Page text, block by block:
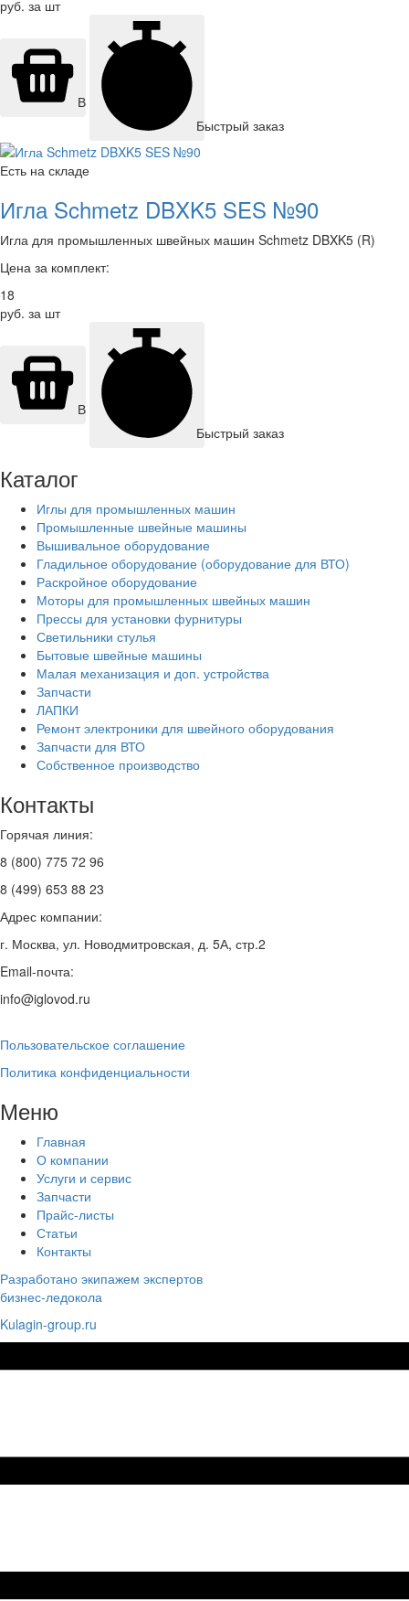
руб. за шт
В корзину
Быстрый заказ
Есть на складе
Игла Schmetz DBXK5 SES №90
Игла для промышленных швейных машин Schmetz DBXK5 (R)
Цена за комплект:
18
руб. за шт
В корзину
Быстрый заказ
Каталог
Иглы для промышленных машин
Промышленные швейные машины
Вышивальное оборудование
Гладильное оборудование (оборудование для ВТО)
Раскройное оборудование
Моторы для промышленных швейных машин
Прессы для установки фурнитуры
Светильники стулья
Бытовые швейные машины
Малая механизация и доп. устройства
Запчасти
ЛАПКИ
Ремонт электроники для швейного оборудования
Запчасти для ВТО
Собственное производство
Контакты
Горячая линия:
8 (800) 775 72 96
8 (499) 653 88 23
Адрес компании:
г. Москва, ул. Новодмитровская, д. 5А, стр.2
Email-почта:
info@iglovod.ru
Пользовательское соглашение
Политика конфиденциальности
Меню
Главная
О компании
Услуги и сервис
Запчасти
Прайс-листы
Статьи
Контакты
Разработано экипажем экспертов
бизнес-ледокола
Kulagin-group.ru